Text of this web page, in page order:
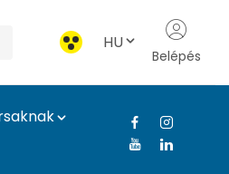
HU
Belépés